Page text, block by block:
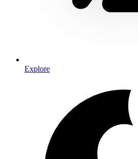
Explore